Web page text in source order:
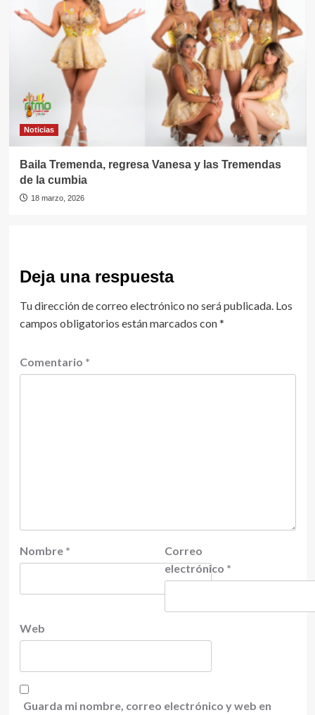
Noticias
Baila Tremenda, regresa Vanesa y las Tremendas
de la cumbia
18 marzo, 2026
Deja una respuesta
Tu dirección de correo electrónico no será publicada. Los
campos obligatorios están marcados con*
Comentario *
Nombre *
Correo
electrónico *
Web
Guarda mi nombre, correo electrónico y web en